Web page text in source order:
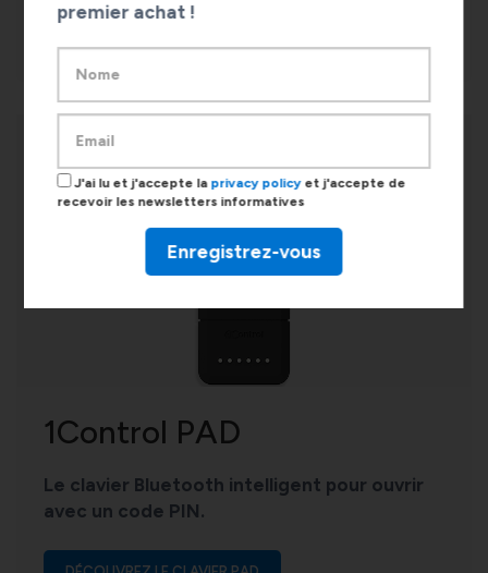
1Control PAD
Le clavier Bluetooth intelligent pour ouvrir
avec un code PIN.
premier achat !
J'ai lu et j'accepte la privacy policy et j'accepte de
recevoir les newsletters informatives
Enregistrez-vous